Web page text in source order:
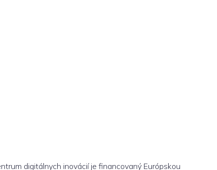
digitálnych inovácií je financovaný Európskou